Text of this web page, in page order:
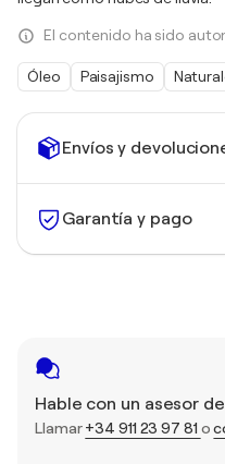
Envíos y
Garantía y pago
Hable con un asesor
Llamar+34 911 23 97 81 o
El contenido ha sido
Óleo Paisajismo